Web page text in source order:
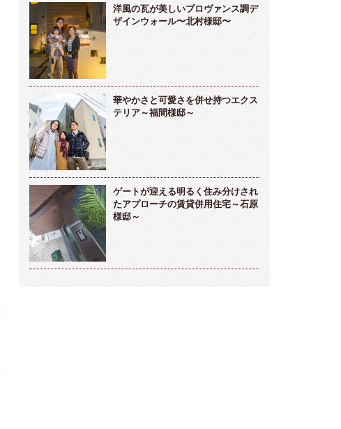
優雅な雰囲気のラウンジ的存在ガーデンルー
ム～高橋様邸～
メンテナンスフリーな海辺のリゾート
デン～小松様～
洋風の瓦が美しいプロヴァンス調デ
ザインウォール〜北村様邸〜
華やかさと可愛さを併せ持つエクス
テリア～福間様邸～
ゲートが迎える明るく住み分けされ
たアプローチの賃貸併用住宅～石原
様邸～